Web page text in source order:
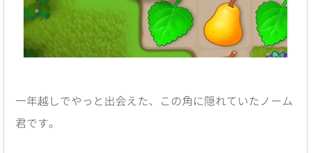
一年越しでやっと出会えた、この角に隠れていたノーム
君です。